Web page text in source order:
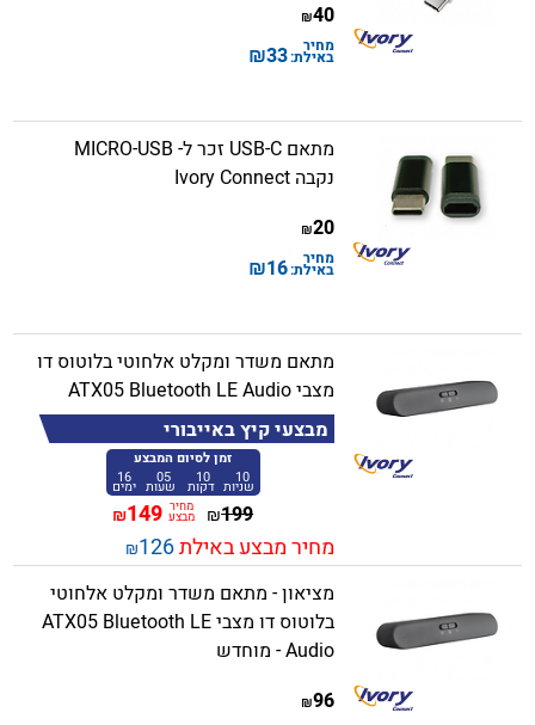
40
₪
מחיר
באילת:33
₪
מתאם USB-C זכר ל- MICRO-USB
נקבה Ivory Connect
20
₪
מחיר
באילת:16
₪
מתאם משדר ומקלט אלחוטי בלוטוס דו
מצבי ATX05 Bluetooth LE Audio
מבצעי קיץ באייבורי
זמן לסיום המבצע
10
שניות 10
דקות 05
שעות 16
ימים
199
₪ מחיר
מבצע 149
₪
מחיר מבצע באילת126
₪
מציאון - מתאם משדר ומקלט אלחוטי
בלוטוס דו מצבי ATX05 Bluetooth LE
Audio - מוחדש
96
₪